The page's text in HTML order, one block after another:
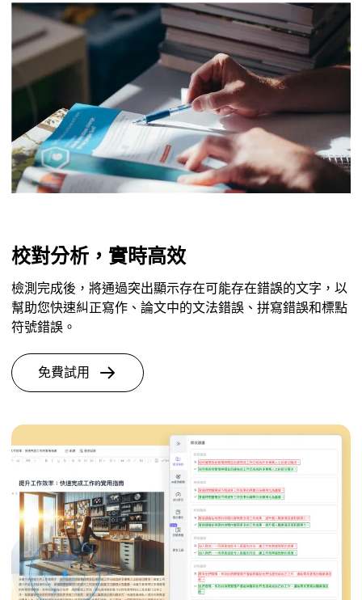
校對分析，實時高效
檢測完成後，將通過突出顯示存在可能存在錯誤的文字，以
幫助您快速糾正寫作、論文中的文法錯誤、拼寫錯誤和標點
符號錯誤。
免費試用